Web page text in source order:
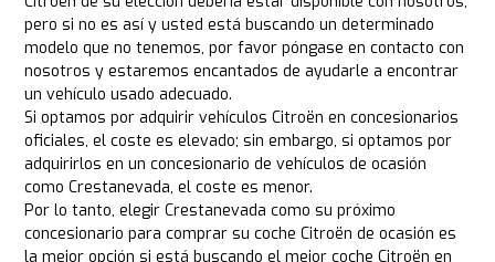
pero si no es así y usted está buscando un determinado
modelo que no tenemos, por favor póngase en contacto con
nosotros y estaremos encantados de ayudarle a encontrar
un vehículo usado adecuado.
Si optamos por adquirir vehículos Citroën en concesionarios
oficiales, el coste es elevado; sin embargo, si optamos por
adquirirlos en un concesionario de vehículos de ocasión
como Crestanevada, el coste es menor.
Por lo tanto, elegir Crestanevada como su próximo
concesionario para comprar su coche Citroën de ocasión es
la mejor opción si está buscando el mejor coche Citroën en